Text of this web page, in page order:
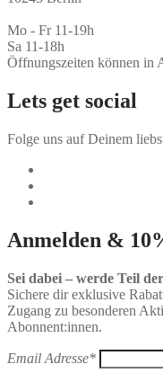
Mo - Fr 11-19h
Sa 11-18h
Öffnungszeiten können in
Lets get social
Folge uns auf Deinem
Anmelden &
Sei dabei – werde Teil
Sichere dir exklusive
Zugang zu besonderen
Abonnent:innen.
Email Adresse*